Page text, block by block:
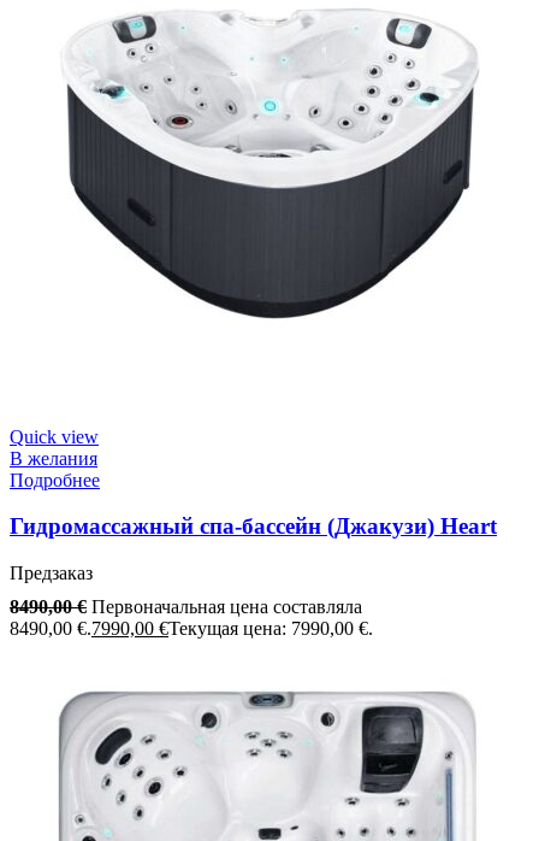
Quick view
В желания
Подробнее
Гидромассажный спа-бассейн (Джакузи) Heart
Предзаказ
8490,00€ Первоначальная цена составляла
8490,00 €.7990,00 €Текущая цена: 7990,00 €.